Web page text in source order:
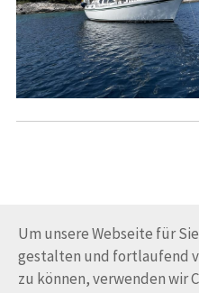
Um unsere Webseite für
gestalten und fortlaufend
zu können, verwenden wir
© Trans-Ocean e.V. 2010-